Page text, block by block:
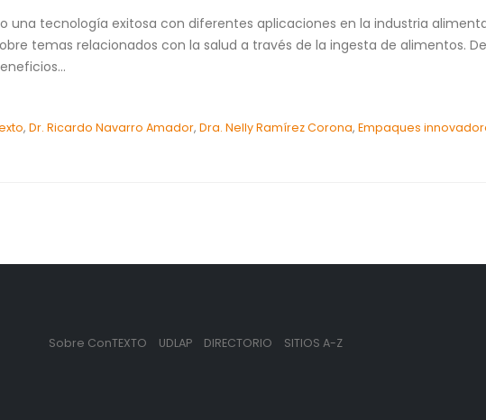
una tecnología exitosa con diferentes aplicaciones en la industria
temas relacionados con la salud a través de la ingesta de alimentos.
, Dr. Ricardo Navarro Amador, Dra. Nelly Ramírez Corona, Empaques
Sobre ConTEXTO UDLAP DIRECTORIO SITIOS A-Z